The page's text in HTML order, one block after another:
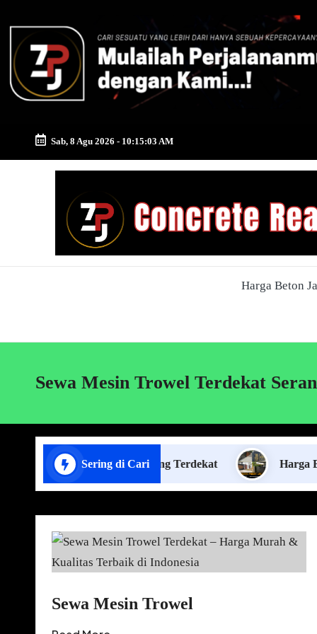
content
Sab, 8 Agu 2026 - 10:15:04 AM
Harga Beton
Sewa Mesin Trowel Terdekat
Sering di Cari
Plafon Lampung Terdekat Harga
Sewa Mesin Trowel